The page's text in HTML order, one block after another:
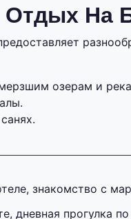
На
озерам и
знакомство с
дневная прогулка